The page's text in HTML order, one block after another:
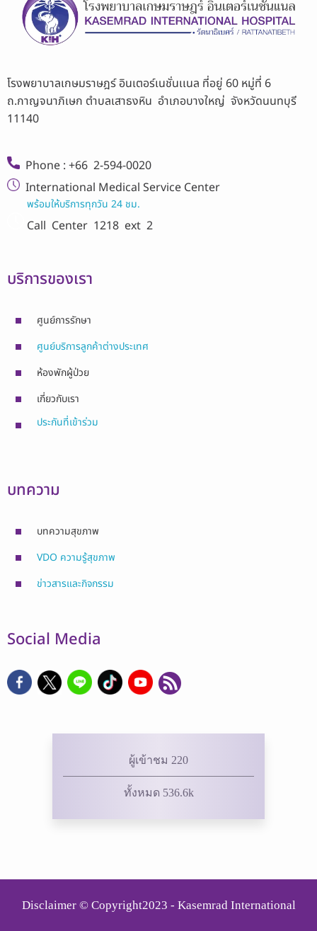
โรงพยาบาลเกษมราษฎร์ อินเตอร์เนชั่นเเนล ที่อยู่ 60 หมู่ที่ 6
ถ.กาญจนาภิเษก ตำบลเสาธงหิน อำเภอบางใหญ่ จังหวัดนนทบุรี
11140
Phone : +66 2-594-0020
International Medical Service Center
พร้อมให้บริการทุกวัน 24 ชม.
Call Center 1218 ext 2
บริการของเรา
ศูนย์การรักษา
ศูนย์บริการลูกค้าต่างประเทศ
ห้องพักผู้ป่วย
เกี่ยวกับเรา
ประกันที่เข้าร่วม
บทความ
บทความสุขภาพ
VDO ความรู้สุขภาพ
ข่าวสารและกิจกรรม
Social Media
ผู้เข้าชม 220
ทั้งหมด 536.6k
Disclaimer © Copyright2023 - Kasemrad International